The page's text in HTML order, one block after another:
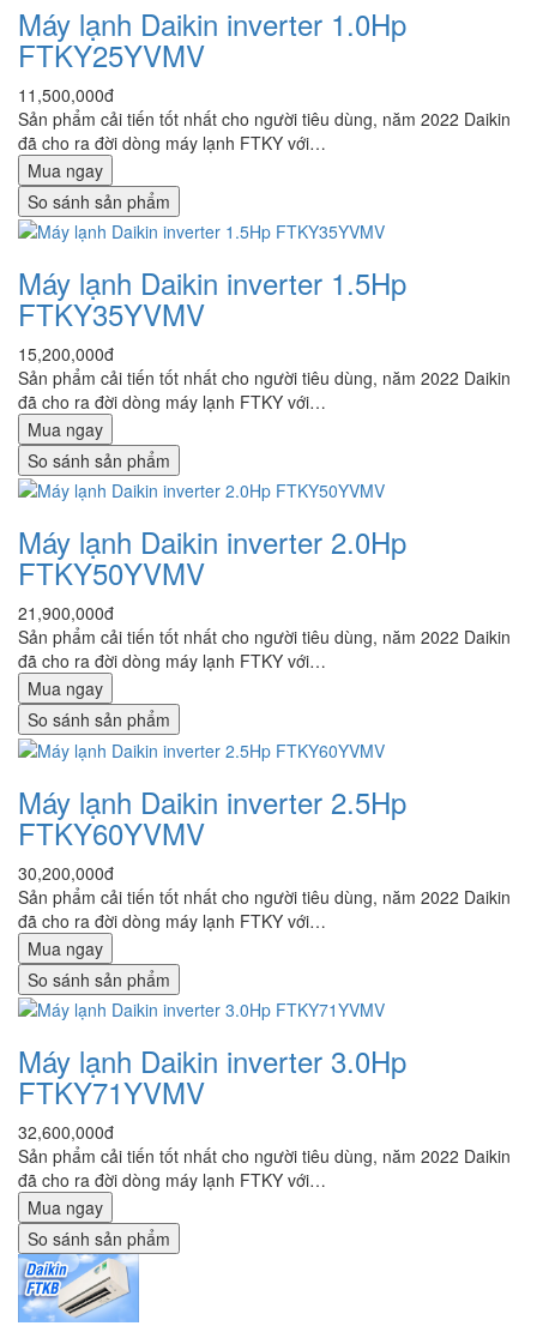
Máy lạnh Daikin inverter 1.0Hp
FTKY25YVMV
11,500,000đ
Sản phẩm cải tiến tốt nhất cho người tiêu dùng, năm 2022 Daikin
đã cho ra đời dòng máy lạnh FTKY với…
Mua ngay
So sánh sản phẩm
Máy lạnh Daikin inverter 1.5Hp
FTKY35YVMV
15,200,000đ
Sản phẩm cải tiến tốt nhất cho người tiêu dùng, năm 2022 Daikin
đã cho ra đời dòng máy lạnh FTKY với…
Mua ngay
So sánh sản phẩm
Máy lạnh Daikin inverter 2.0Hp
FTKY50YVMV
21,900,000đ
Sản phẩm cải tiến tốt nhất cho người tiêu dùng, năm 2022 Daikin
đã cho ra đời dòng máy lạnh FTKY với…
Mua ngay
So sánh sản phẩm
Máy lạnh Daikin inverter 2.5Hp
FTKY60YVMV
30,200,000đ
Sản phẩm cải tiến tốt nhất cho người tiêu dùng, năm 2022 Daikin
đã cho ra đời dòng máy lạnh FTKY với…
Mua ngay
So sánh sản phẩm
Máy lạnh Daikin inverter 3.0Hp
FTKY71YVMV
32,600,000đ
Sản phẩm cải tiến tốt nhất cho người tiêu dùng, năm 2022 Daikin
đã cho ra đời dòng máy lạnh FTKY với…
Mua ngay
So sánh sản phẩm